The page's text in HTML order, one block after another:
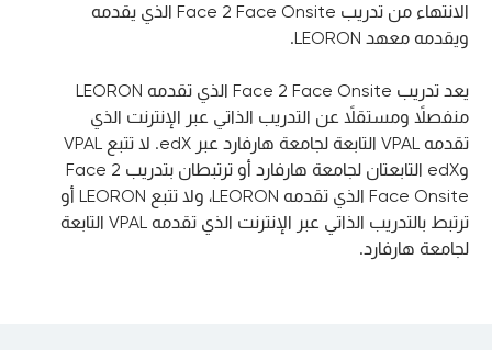
الانتهاء من تدريب Face 2 Face Onsite الذي يقدمه
ويقدمه معهد LEORON.
يعد تدريب Face 2 Face Onsite الذي تقدمه LEORON
منفصلاً ومستقلاً عن التدريب الذاتي عبر الإنترنت الذي
تقدمه VPAL التابعة لجامعة هارفارد عبر edX. لا تتبع VPAL
وedX التابعتان لجامعة هارفارد أو ترتبطان بتدريب Face 2
Face Onsite الذي تقدمه LEORON، ولا تتبع LEORON أو
ترتبط بالتدريب الذاتي عبر الإنترنت الذي تقدمه VPAL التابعة
لجامعة هارفارد.